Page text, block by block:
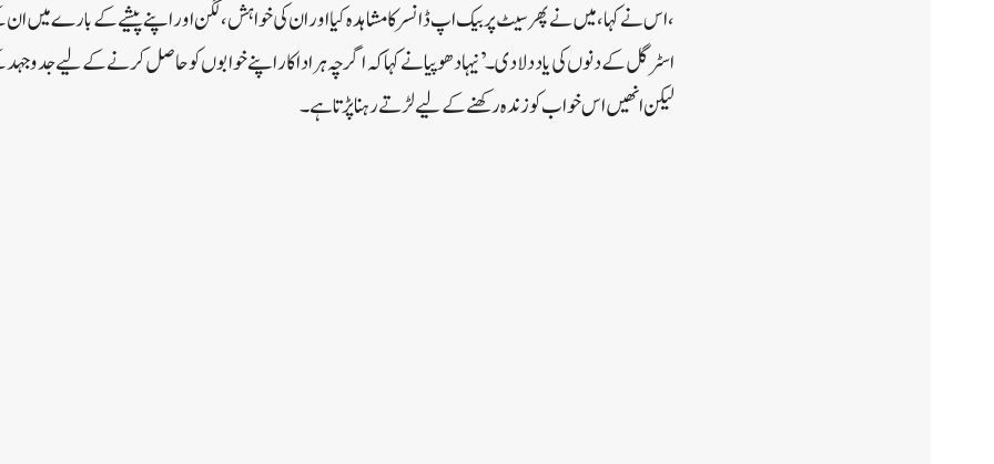
، اس نے کہا، میں نے پھر سیٹ پر بیک اپ ڈانسر کا مشاہدہ کیا اور ان کی خواہش، لگن اور اپنے پیشے کے بارے میں
اسٹرگل کے دنوں کی یاد دلا دی۔’نیہا دھوپیا نے کہا کہ اگرچہ ہر اداکار اپنے خوابوں کو حاصل کرنے کے لیے
لیکن انھیں اس خواب کو زندہ رکھنے کے لیے لڑتے رہنا پڑتا ہے۔